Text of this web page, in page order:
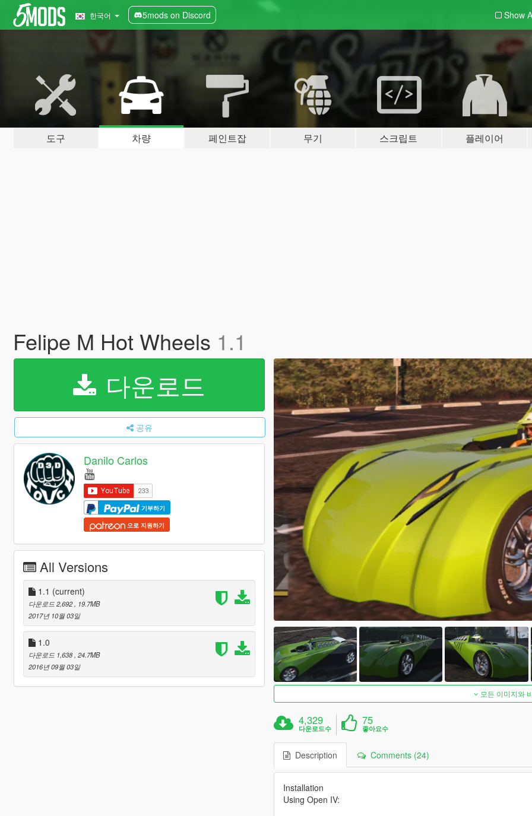
한국어 5mods on Discord Show
도구 차량 페인트잡 무기 스크립트 플레이어
Felipe M Hot Wheels 1.1
다운로드
공유
Danilo Carlos
기부하기
으로 지원하기
All Versions
1.1 (current)
다운로드 2,692, 19.7MB
2017년 10월 03일
1.0
다운로드 1,638, 24.7MB
2016년 09월 03일
모든 이미지와
4,329
다운로드수
75
좋아요수
Description Comments (24)
Installation
Using Open IV: